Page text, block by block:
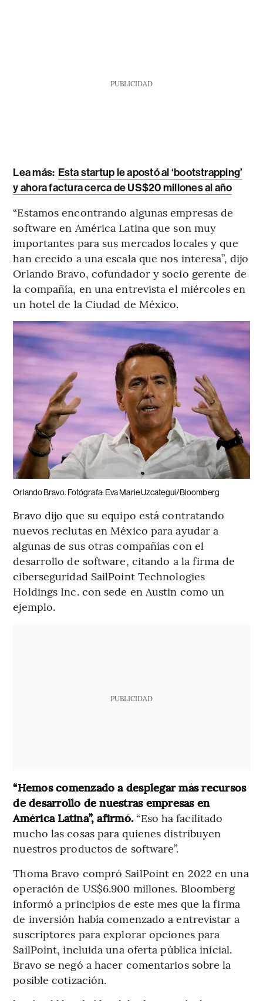
PUBLICIDAD
Lea más: Esta startup le apostó al ‘bootstrapping’
y ahora factura cerca de US$20 millones al año
“Estamos encontrando algunas empresas de
software en América Latina que son muy
importantes para sus mercados locales y que
han crecido a una escala que nos interesa”, dijo
Orlando Bravo, cofundador y socio gerente de
la compañía, en una entrevista el miércoles en
un hotel de la Ciudad de México.
Orlando Bravo. Fotógrafa: Eva Marie Uzcategui/Bloomberg
Bravo dijo que su equipo está contratando
nuevos reclutas en México para ayudar a
algunas de sus otras compañías con el
desarrollo de software, citando a la firma de
ciberseguridad SailPoint Technologies
Holdings Inc. con sede en Austin como un
ejemplo.
PUBLICIDAD
“Hemos comenzado a desplegar más recursos
de desarrollo de nuestras empresas en
América Latina”, afirmó.“Eso ha facilitado
mucho las cosas para quienes distribuyen
nuestros productos de software”.
Thoma Bravo compró SailPoint en 2022 en una
operación de US$6.900 millones. Bloomberg
informó a principios de este mes que la firma
de inversión había comenzado a entrevistar a
suscriptores para explorar opciones para
SailPoint, incluida una oferta pública inicial.
Bravo se negó a hacer comentarios sobre la
posible cotización.